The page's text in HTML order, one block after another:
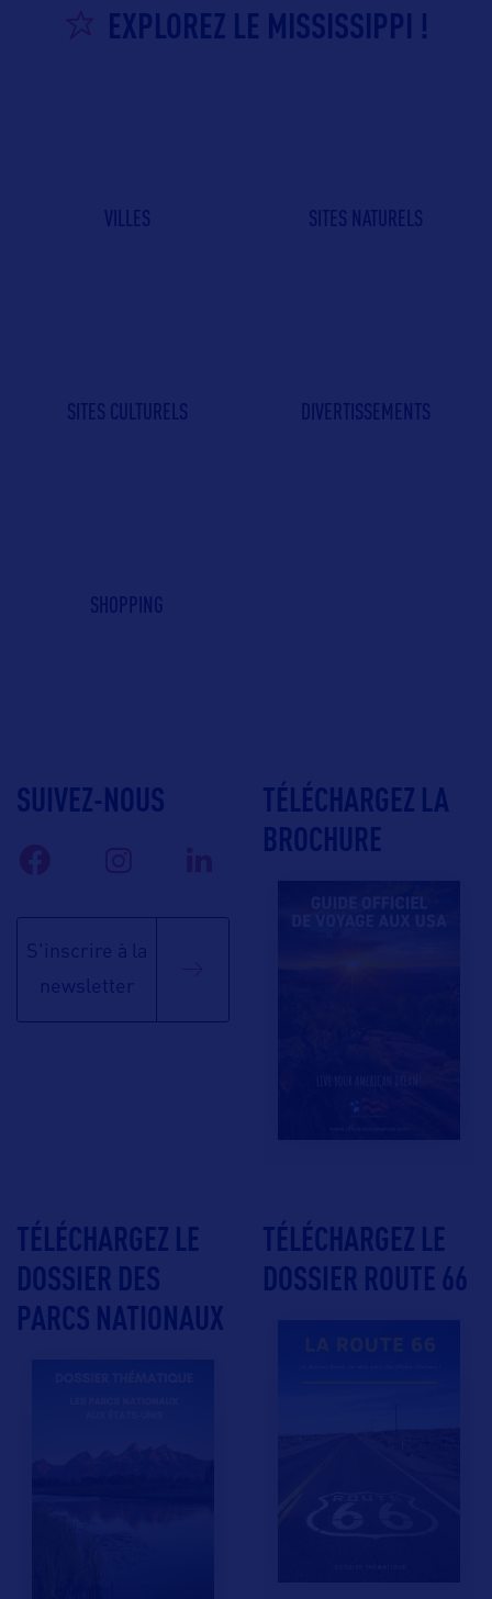
EXPLOREZ LE MISSISSIPPI !
VILLES SITES NATURELS
SITES CULTURELS DIVERTISSEMENTS
SHOPPING
SUIVEZ-NOUS
S'inscrire à la
newsletter
TÉLÉCHARGEZ LA
BROCHURE
TÉLÉCHARGEZ LE
DOSSIER DES
PARCS NATIONAUX
TÉLÉCHARGEZ LE
DOSSIER ROUTE 66